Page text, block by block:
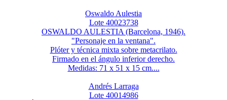
Oswaldo Aulestia
Lote 40023738
OSWALDO AULESTIA (Barcelona, 1946).
"Personaje en la ventana".
Plóter y técnica mixta sobre metacrilato.
Firmado en el ángulo inferior derecho.
Medidas: 71 x 51 x 15 cm....
Andrés Larraga
Lote 40014986